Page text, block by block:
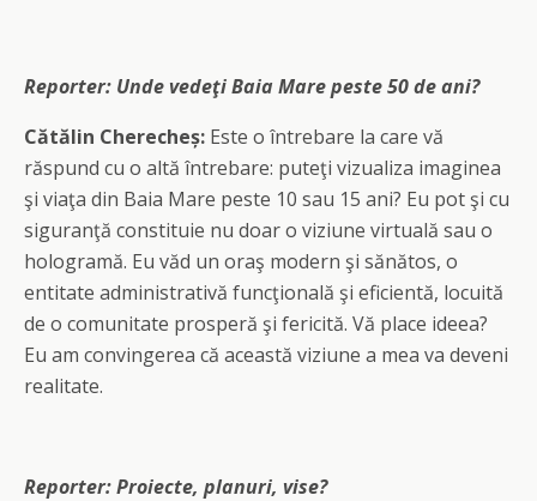
Reporter: Unde vedeţi Baia Mare peste 50 de ani?
Cătălin Cherecheș: Este o întrebare la care vă
răspund cu o altă întrebare: puteţi vizualiza imaginea
şi viaţa din Baia Mare peste 10 sau 15 ani? Eu pot şi cu
siguranţă constituie nu doar o viziune virtuală sau o
hologramă. Eu văd un oraş modern şi sănătos, o
entitate administrativă funcţională şi eficientă, locuită
de o comunitate prosperă şi fericită. Vă place ideea?
Eu am convingerea că această viziune a mea va deveni
realitate.
Reporter:Proiecte, planuri, vise?